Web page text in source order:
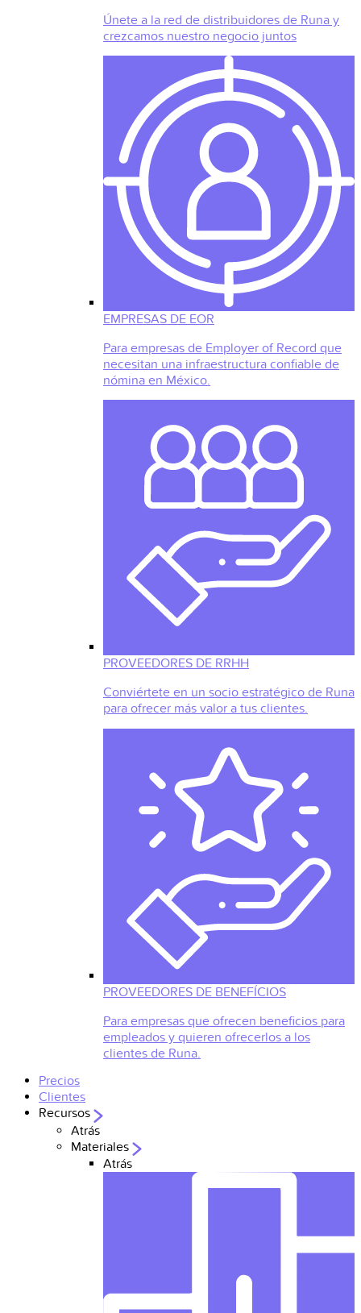
Únete a la red de distribuidores de Runa y
crezcamos nuestro negocio juntos
EMPRESAS DE EOR
Para empresas de Employer of Record que
necesitan una infraestructura confiable de
nómina en México.
PROVEEDORES DE RRHH
Conviértete en un socio estratégico de Runa
para ofrecer más valor a tus clientes.
PROVEEDORES DE BENEFÍCIOS
Para empresas que ofrecen beneficios para
empleados y quieren ofrecerlos a los
clientes de Runa.
Precios
Clientes
Recursos
Atrás
Materiales
Atrás